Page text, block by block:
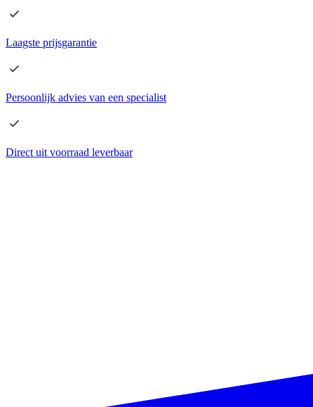
Laagste prijsgarantie
Persoonlijk advies van een specialist
Direct uit voorraad leverbaar